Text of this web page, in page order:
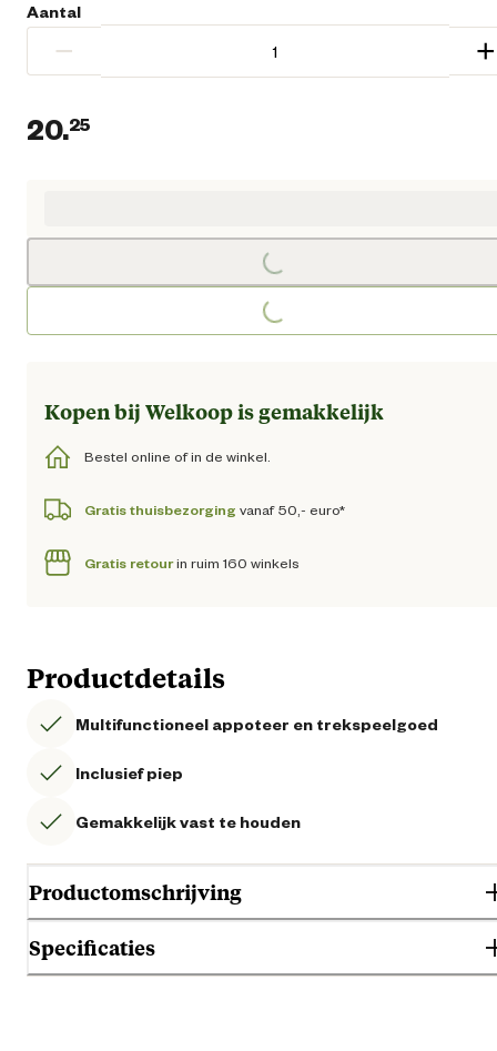
Aantal
− +
20.25
Loading...
Loading...
Kopen bij Welkoop is gemakkelijk
Bestel online of in de winkel.
Gratis thuisbezorging vanaf 50,- euro*
Gratis retourin ruim 160 winkels
Productdetails
Multifunctioneel appoteer en trekspeelgoed
Inclusief piep
Gemakkelijk vast te houden
Productomschrijving
Op zoek naar een speelbal die jij en je hond samen kunnen gebruiken?
Specificaties